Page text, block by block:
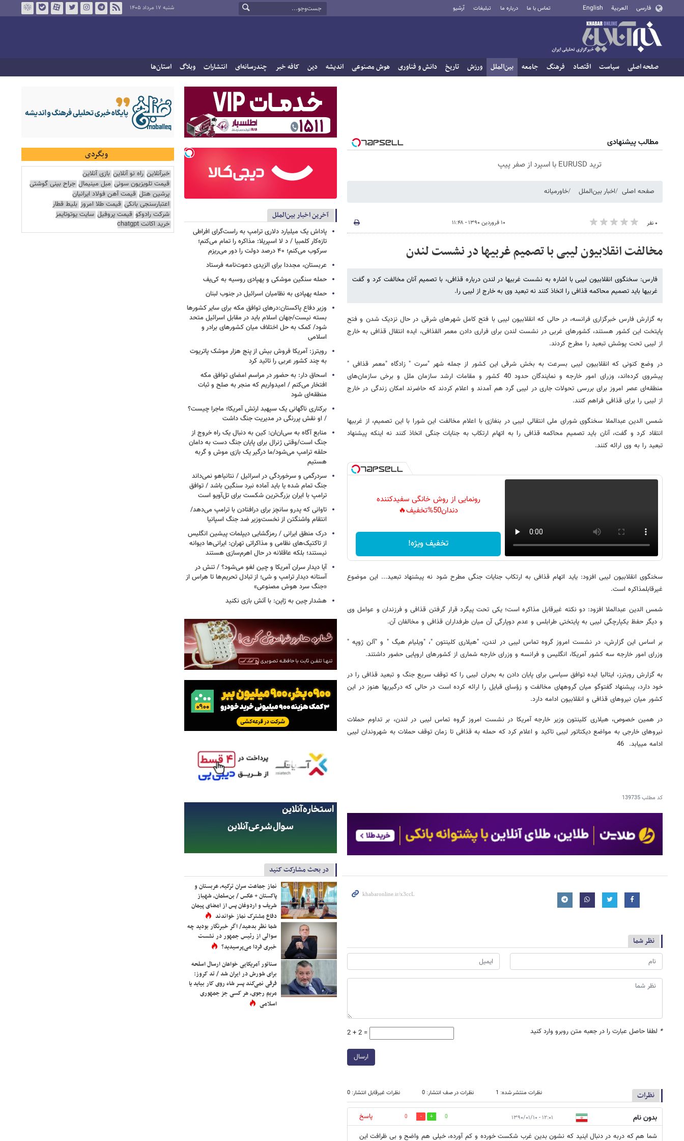
فارسی العربية English تماس با ما درباره ما تبلیغات آرشیو شنبه ۱۷ مرداد ۱۴۰۵
صفحه اصلی سیاست اقتصاد فرهنگ جامعه بین‌الملل ورزش تاریخ دانش و فناوری هوش مصنوعی اندیشه دین کافه خبر چندرسانه‌ای انتشارات وبلاگ استان‌ها
مطالب پیشنهادی
ترید EURUSD با اسپرد از صفر پیپ
صفحه اصلی اخبار بین‌الملل خاورمیانه
۰ نفر ۱۰ فروردین ۱۳۹۰ - ۱۱:۴۸
مخالفت انقلابیون لیبی با تصمیم غربی‎ها در نشست لندن
فارس: سخنگوی انقلابیون لیبی با اشاره به نشست غربی‎ها در لندن درباره قذافی، با تصمیم آنان مخالفت کرد و گفت
غربی‎ها باید تصمیم محاکمه قذافی را اتخاذ کنند نه تبعید وی به خارج از لیبی را.
به گزارش فارس خبرگزاری فرانسه، در حالی که انقلابیون لیبی با فتح کامل شهرهای شرقی در حال نزدیک شدن و فتح
پایتخت این کشور هستند، کشورهای غربی در نشست لندن برای فراری دادن معمر القذافی، ایده انتقال قذافی به خارج
از لیبی تحت پوشش تبعید را مطرح کردند.
در وضع کنونی که انقلابیون لیبی بسرعت به بخش شرقی این کشور از جمله شهر "سرت " زادگاه "معمر قذافی "
پیشروی کرده‌اند، وزرای امور خارجه و نمایندگان حدود 40 کشور و مقامات ارشد سازمان ملل و برخی سازمان‌های
منطقه‌ای عصر امروز برای بررسی تحولات جاری در لیبی گرد هم آمدند و اعلام کردند که حاضرند امکان زندگی در خارج
از لیبی را برای قذافی فراهم کنند.
شمس الدین عبدالملا سخنگوی شورای ملی انتقالی لیبی در بنغازی با اعلام مخالفت این شورا با این تصمیم، از غربی‎ها
انتقاد کرد و گفت، آنان باید تصمیم محاکمه قذافی را به اتهام ارتکاب به جنایات جنگی اتخاذ کنند نه اینکه پیشنهاد
تبعید را به وی ارائه کنند.
رونمایی از روش خانگی سفیدکننده
دندان50%تخفیف🔥
تخفیف ویژه!
سخنگوی انقلابیون لیبی افزود: یاید اتهام قذافی به ارتکاب جنایات جنگی مطرح شود نه پیشنهاد تبعید... این موضوع
غیرقابل‎مذاکره است.
شمس الدین عبدالملا افزود: دو نکته غیرقابل مذاکره است؛ یکی تحت پیگرد قرار گرفتن قذافی و فرزندان و عوامل وی
و دیگر حفظ یکپارچگی لیبی به پایتختی طرابلس و عدم دوپارگی آن میان طرفداران قذافی و مخالفان آن.
بر اساس این گزارش، در نشست امروز گروه تماس لیبی در لندن، "هیلاری کلینتون "، "ویلیام هیگ " و "آلن ژوپه "
وزرای امور خارجه سه کشور آمریکا، انگلیس و فرانسه و وزرای خارجه شماری از کشورهای اروپایی حضور داشتند.
به گزارش رویترز، ایتالیا ایده توافق سیاسی برای پایان دادن به بحران لیبی را که توقف سریع جنگ و تبعید قذافی را در
خود دارد، پیشنهاد گفت‎وگو میان گروه‎های مخالفت و زؤسای قبایل را ارائه کرده است در حالی که درگیری‎ها هنوز در این
کشور میان نیروهای قذافی و انقلابیون ادامه دارد.
در همین خصوص، هیلاری کلینتون وزیر خارجه آمریکا در نشست امروز گروه تماس لیبی در لندن، بر تداوم حملات
نیروهای خارجی به مواضع دیکتاتور لیبی تاکید و اعلام کرد که حمله به قذافی تا زمان توقف حملات به شهروندان لیبی
ادامه می‎یابد. 46
کد مطلب139735
نظر شما
* لطفا حاصل عبارت را در جعبه متن روبرو وارد کنید 2 + 2 =
ارسال
نظرات نظرات منتشر شده: 1 نظرات در صف انتشار: 0 نظرات غیرقابل انتشار: 0
بدون نام ۱۲:۰۱ - ۱۳۹۰/۰۱/۱۰ 0
0
پاسخ
شما هم که دربه در دنبال اینید که نشون بدین غرب شکست خورده و کم آورده، خیلی هم واضح و بی ظرافت این
آخرین اخبار بین‌الملل
پاداش یک میلیارد دلاری ترامپ به راست‌گرای افراطی
تازه‌کار کلمبیا / د لا اسپریلا: مذاکره را تمام می‌کنم؛
سرکوب می‌کنم؛ ۴۰ درصد دولت را دور می‌ریزم
عربستان، مجددا برای الزیدی دعوت‌نامه فرستاد
حمله سنگین موشکی و پهپادی روسیه به کی‌یف
حمله پهپادی به نظامیان اسرائیل در جنوب لبنان
وزیر دفاع پاکستان:درهای توافق مکه برای سایر کشورها
بسته نیست/جهان اسلام باید در مقابل اسرائیل متحد
شود/ کمک به حل اختلاف میان کشورهای برادر و
اسلامی
رویترز: آمریکا فروش بیش از پنج هزار موشک پاتریوت
به چند کشور عربی را تائید کرد
اسحاق‌ دار: به حضور در مراسم امضای توافق مکه
افتخار می‌کنم / امیدواریم که منجر به صلح و ثبات
منطقه‌ای شود
برکناری ناگهانی یک سپهبد ارتش آمریکا؛ ماجرا چیست؟
/ او نقش پررنگی در مدیریت جنگ داشت
منابع آگاه به سی‌ان‌ان: کین به دنبال یک راه خروج از
جنگ است/وقتی ژنرال برای پایان جنگ دست به دامان
حلقه ترامپ می‌شود/ما درگیر یک بازی موش و گربه
هستیم
سردرگمی و سرخوردگی در اسرائیل / نتانیاهو نمی‌داند
جنگ تمام شده یا باید آماده نبرد سنگین باشد / توافق
ترامپ با ایران بزرگ‌ترین شکست برای تل‌آویو است
تاوانی که پدرو سانچز برای درافتادن با ترامپ می‌دهد/
انتقام واشنگتن از نخست‌وزیر ضد جنگ اسپانیا
درک منطق ایرانی / رمزگشایی دیپلمات پیشین انگلیس
از تاکتیک‌های نظامی و مذاکراتی تهران: ایرانی‌ها دیوانه
نیستند؛ بلکه عاقلانه در حال اهرم‌سازی هستند
آیا دیدار سران آمریکا و چین لغو می‌شود؟ / تنش در
آستانه دیدار ترامپ و شی؛ از تبادل تحریم‌ها تا هراس از
«جنگ سرد هوش مصنوعی»
هشدار چین به ژاپن: با آتش بازی نکنید
در بحث مشارکت کنید
نماز جماعت سران ترکیه، عربستان و
پاکستان + عکس / بن‌سلمان، شهباز
شریف و اردوغان پس از امضای پیمان
دفاع مشترک نماز خواندند
شما نظر بدهید/ اگر خبرنگار بودید چه
سوالی از رئیس جمهور در نشست
خبری فردا می‌پرسیدید؟
سناتور آمریکایی خواهان ارسال اسلحه
برای شورش در ایران شد / تد کروز:
فرقی نمی‌کند پسر شاه روی کار بیاید یا
مریم رجوی، هر کسی جز جمهوری
اسلامی
وبگردی
خبرآنلاین راه نو آنلاین بازی آنلاین
قیمت تلویزیون سونی مبل مینیمال جراح بینی گوشتی
پرشین هتل قیمت آهن فولاد ایرانیان
اعتبارسنجی بانکی قیمت طلا امروز بلیط قطار
شرکت رادوکو قیمت پروفیل سایت یوتوتایمز
خرید اکانت chatgpt